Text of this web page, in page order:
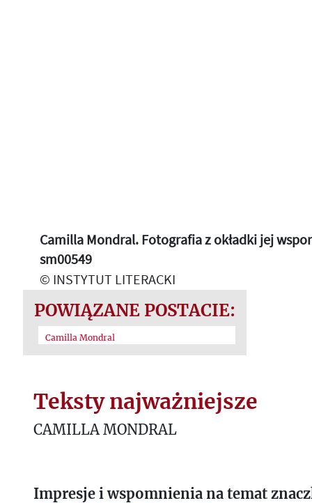
Camilla Mondral. Fotografia z okładki jej
sm00549
© INSTYTUT LITERACKI
POWIĄZANE POSTACIE:
Camilla Mondral
Teksty najważniejsze
CAMILLA MONDRAL
Impresje i wspomnienia na temat